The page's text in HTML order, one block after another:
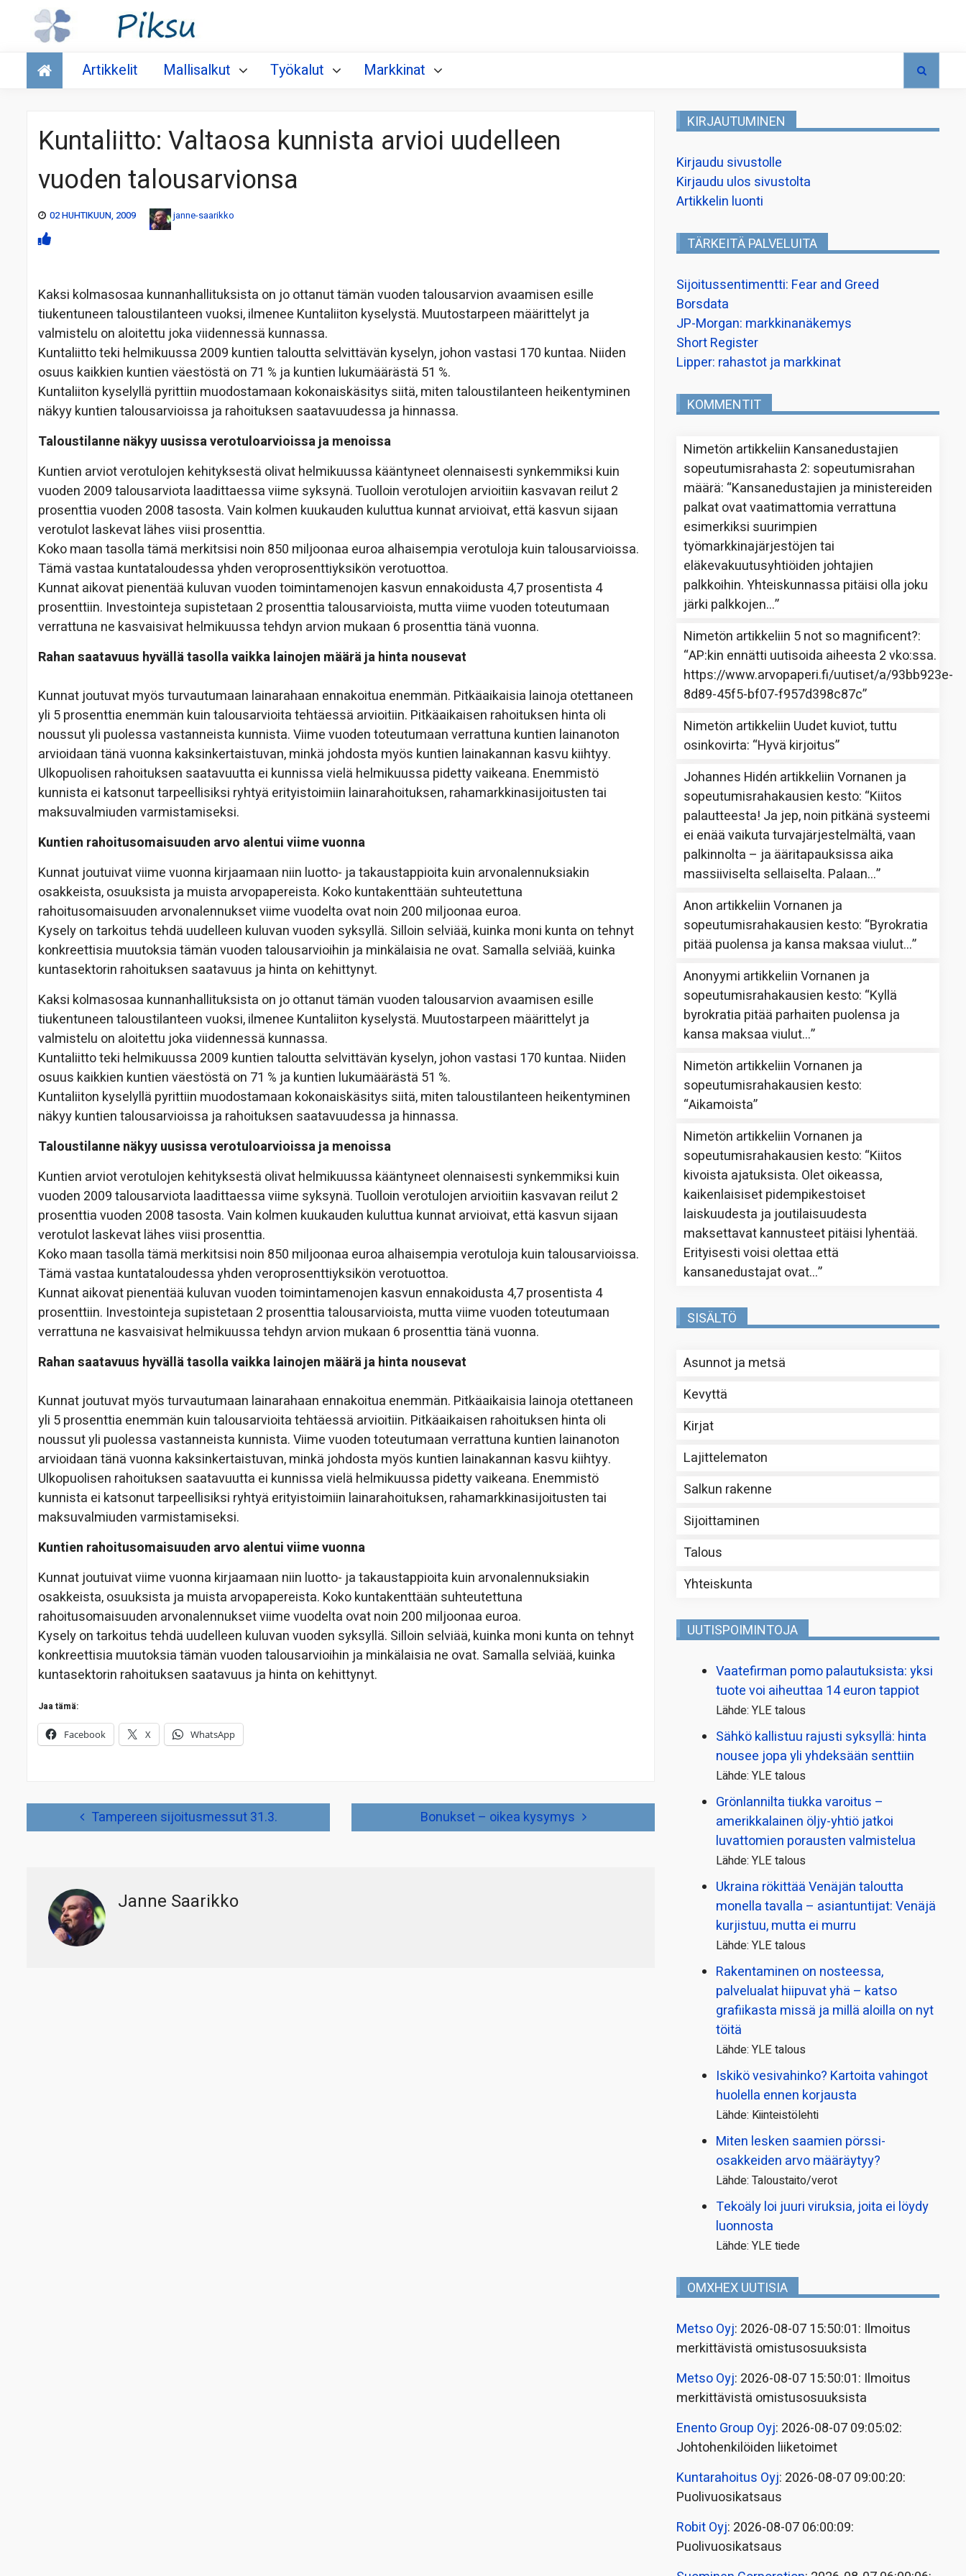
Talous
Artikkelit Mallisalkut Työkalut Markkinat
Kuntaliitto: Valtaosa kunnista arvioi uudelleen
vuoden talousarvionsa
02 HUHTIKUUN, 2009 janne-saarikko
Kaksi kolmasosaa kunnanhallituksista on jo ottanut tämän vuoden talousarvion avaamisen esille
tiukentuneen taloustilanteen vuoksi, ilmenee Kuntaliiton kyselystä. Muutostarpeen määrittelyt ja
valmistelu on aloitettu joka viidennessä kunnassa.
Kuntaliitto teki helmikuussa 2009 kuntien taloutta selvittävän kyselyn, johon vastasi 170 kuntaa. Niiden
osuus kaikkien kuntien väestöstä on 71 % ja kuntien lukumäärästä 51 %.
Kuntaliiton kyselyllä pyrittiin muodostamaan kokonaiskäsitys siitä, miten taloustilanteen heikentyminen
näkyy kuntien talousarvioissa ja rahoituksen saatavuudessa ja hinnassa.
Taloustilanne näkyy uusissa verotuloarvioissa ja menoissa
Kuntien arviot verotulojen kehityksestä olivat helmikuussa kääntyneet olennaisesti synkemmiksi kuin
vuoden 2009 talousarviota laadittaessa viime syksynä. Tuolloin verotulojen arvioitiin kasvavan reilut 2
prosenttia vuoden 2008 tasosta. Vain kolmen kuukauden kuluttua kunnat arvioivat, että kasvun sijaan
verotulot laskevat lähes viisi prosenttia.
Koko maan tasolla tämä merkitsisi noin 850 miljoonaa euroa alhaisempia verotuloja kuin talousarvioissa.
Tämä vastaa kuntataloudessa yhden veroprosenttiyksikön verotuottoa.
Kunnat aikovat pienentää kuluvan vuoden toimintamenojen kasvun ennakoidusta 4,7 prosentista 4
prosenttiin. Investointeja supistetaan 2 prosenttia talousarvioista, mutta viime vuoden toteutumaan
verrattuna ne kasvaisivat helmikuussa tehdyn arvion mukaan 6 prosenttia tänä vuonna.
Rahan saatavuus hyvällä tasolla vaikka lainojen määrä ja hinta nousevat
Kunnat joutuvat myös turvautumaan lainarahaan ennakoitua enemmän. Pitkäaikaisia lainoja otettaneen
yli 5 prosenttia enemmän kuin talousarvioita tehtäessä arvioitiin. Pitkäaikaisen rahoituksen hinta oli
noussut yli puolessa vastanneista kunnista. Viime vuoden toteutumaan verrattuna kuntien lainanoton
arvioidaan tänä vuonna kaksinkertaistuvan, minkä johdosta myös kuntien lainakannan kasvu kiihtyy.
Ulkopuolisen rahoituksen saatavuutta ei kunnissa vielä helmikuussa pidetty vaikeana. Enemmistö
kunnista ei katsonut tarpeellisiksi ryhtyä erityistoimiin lainarahoituksen, rahamarkkinasijoitusten tai
maksuvalmiuden varmistamiseksi.
Kuntien rahoitusomaisuuden arvo alentui viime vuonna
Kunnat joutuivat viime vuonna kirjaamaan niin luotto- ja takaustappioita kuin arvonalennuksiakin
osakkeista, osuuksista ja muista arvopapereista. Koko kuntakenttään suhteutettuna
rahoitusomaisuuden arvonalennukset viime vuodelta ovat noin 200 miljoonaa euroa.
Kysely on tarkoitus tehdä uudelleen kuluvan vuoden syksyllä. Silloin selviää, kuinka moni kunta on tehnyt
konkreettisia muutoksia tämän vuoden talousarvioihin ja minkälaisia ne ovat. Samalla selviää, kuinka
kuntasektorin rahoituksen saatavuus ja hinta on kehittynyt.
Kaksi kolmasosaa kunnanhallituksista on jo ottanut tämän vuoden talousarvion avaamisen esille
tiukentuneen taloustilanteen vuoksi, ilmenee Kuntaliiton kyselystä. Muutostarpeen määrittelyt ja
valmistelu on aloitettu joka viidennessä kunnassa.
Kuntaliitto teki helmikuussa 2009 kuntien taloutta selvittävän kyselyn, johon vastasi 170 kuntaa. Niiden
osuus kaikkien kuntien väestöstä on 71 % ja kuntien lukumäärästä 51 %.
Kuntaliiton kyselyllä pyrittiin muodostamaan kokonaiskäsitys siitä, miten taloustilanteen heikentyminen
näkyy kuntien talousarvioissa ja rahoituksen saatavuudessa ja hinnassa.
Taloustilanne näkyy uusissa verotuloarvioissa ja menoissa
Kuntien arviot verotulojen kehityksestä olivat helmikuussa kääntyneet olennaisesti synkemmiksi kuin
vuoden 2009 talousarviota laadittaessa viime syksynä. Tuolloin verotulojen arvioitiin kasvavan reilut 2
prosenttia vuoden 2008 tasosta. Vain kolmen kuukauden kuluttua kunnat arvioivat, että kasvun sijaan
verotulot laskevat lähes viisi prosenttia.
Koko maan tasolla tämä merkitsisi noin 850 miljoonaa euroa alhaisempia verotuloja kuin talousarvioissa.
Tämä vastaa kuntataloudessa yhden veroprosenttiyksikön verotuottoa.
Kunnat aikovat pienentää kuluvan vuoden toimintamenojen kasvun ennakoidusta 4,7 prosentista 4
prosenttiin. Investointeja supistetaan 2 prosenttia talousarvioista, mutta viime vuoden toteutumaan
verrattuna ne kasvaisivat helmikuussa tehdyn arvion mukaan 6 prosenttia tänä vuonna.
Rahan saatavuus hyvällä tasolla vaikka lainojen määrä ja hinta nousevat
Kunnat joutuvat myös turvautumaan lainarahaan ennakoitua enemmän. Pitkäaikaisia lainoja otettaneen
yli 5 prosenttia enemmän kuin talousarvioita tehtäessä arvioitiin. Pitkäaikaisen rahoituksen hinta oli
noussut yli puolessa vastanneista kunnista. Viime vuoden toteutumaan verrattuna kuntien lainanoton
arvioidaan tänä vuonna kaksinkertaistuvan, minkä johdosta myös kuntien lainakannan kasvu kiihtyy.
Ulkopuolisen rahoituksen saatavuutta ei kunnissa vielä helmikuussa pidetty vaikeana. Enemmistö
kunnista ei katsonut tarpeellisiksi ryhtyä erityistoimiin lainarahoituksen, rahamarkkinasijoitusten tai
maksuvalmiuden varmistamiseksi.
Kuntien rahoitusomaisuuden arvo alentui viime vuonna
Kunnat joutuivat viime vuonna kirjaamaan niin luotto- ja takaustappioita kuin arvonalennuksiakin
osakkeista, osuuksista ja muista arvopapereista. Koko kuntakenttään suhteutettuna
rahoitusomaisuuden arvonalennukset viime vuodelta ovat noin 200 miljoonaa euroa.
Kysely on tarkoitus tehdä uudelleen kuluvan vuoden syksyllä. Silloin selviää, kuinka moni kunta on tehnyt
konkreettisia muutoksia tämän vuoden talousarvioihin ja minkälaisia ne ovat. Samalla selviää, kuinka
kuntasektorin rahoituksen saatavuus ja hinta on kehittynyt.
Jaa tämä:
Facebook X WhatsApp
Tampereen sijoitusmessut 31.3. Bonukset – oikea kysymys
Janne Saarikko
KIRJAUTUMINEN
Kirjaudu sivustolle
Kirjaudu ulos sivustolta
Artikkelin luonti
TÄRKEITÄ PALVELUITA
Sijoitussentimentti: Fear and Greed
Borsdata
JP-Morgan: markkinanäkemys
Short Register
Lipper: rahastot ja markkinat
KOMMENTIT
Nimetön artikkeliin Kansanedustajien
sopeutumisrahasta 2: sopeutumisrahan
määrä: “Kansanedustajien ja ministereiden
palkat ovat vaatimattomia verrattuna
esimerkiksi suurimpien
työmarkkinajärjestöjen tai
eläkevakuutusyhtiöiden johtajien
palkkoihin. Yhteiskunnassa pitäisi olla joku
järki palkkojen…”
Nimetön artikkeliin 5 not so magnificent?:
“AP:kin ennätti uutisoida aiheesta 2 vko:ssa.
https://www.arvopaperi.fi/uutiset/a/93bb923e-
8d89-45f5-bf07-f957d398c87c”
Nimetön artikkeliin Uudet kuviot, tuttu
osinkovirta: “Hyvä kirjoitus”
Johannes Hidén artikkeliinVornanen ja
sopeutumisrahakausien kesto: “Kiitos
palautteesta! Ja jep, noin pitkänä systeemi
ei enää vaikuta turvajärjestelmältä, vaan
palkinnolta – ja ääritapauksissa aika
massiiviselta sellaiselta. Palaan…”
Anon artikkeliinVornanen ja
sopeutumisrahakausien kesto: “Byrokratia
pitää puolensa ja kansa maksaa viulut…”
Anonyymi artikkeliinVornanen ja
sopeutumisrahakausien kesto: “Kyllä
byrokratia pitää parhaiten puolensa ja
kansa maksaa viulut…”
Nimetön artikkeliinVornanen ja
sopeutumisrahakausien kesto:
“Aikamoista”
Nimetön artikkeliinVornanen ja
sopeutumisrahakausien kesto: “Kiitos
kivoista ajatuksista. Olet oikeassa,
kaikenlaisiset pidempikestoiset
laiskuudesta ja joutilaisuudesta
maksettavat kannusteet pitäisi lyhentää.
Erityisesti voisi olettaa että
kansanedustajat ovat…”
SISÄLTÖ
Asunnot ja metsä
Kevyttä
Kirjat
Lajittelematon
Salkun rakenne
Sijoittaminen
Talous
Yhteiskunta
UUTISPOIMINTOJA
Vaatefirman pomo palautuksista: yksi
tuote voi aiheuttaa 14 euron tappiot
Lähde: YLE talous
Sähkö kallistuu rajusti syksyllä: hinta
nousee jopa yli yhdeksään senttiin
Lähde: YLE talous
Grönlannilta tiukka varoitus –
amerikkalainen öljy-yhtiö jatkoi
luvattomien porausten valmistelua
Lähde: YLE talous
Ukraina rökittää Venäjän taloutta
monella tavalla – asiantuntijat: Venäjä
kurjistuu, mutta ei murru
Lähde: YLE talous
Rakentaminen on nosteessa,
palvelualat hiipuvat yhä – katso
grafiikasta missä ja millä aloilla on nyt
töitä
Lähde: YLE talous
Iskikö vesivahinko? Kartoita vahingot
huolella ennen korjausta
Lähde: Kiinteistölehti
Miten lesken saamien pörssi­
osakkeiden arvo määräytyy?
Lähde: Taloustaito/verot
Tekoäly loi juuri viruksia, joita ei löydy
luonnosta
Lähde: YLE tiede
OMXHEX UUTISIA
Metso Oyj: 2026-08-07 15:50:01: Ilmoitus
merkittävistä omistusosuuksista
Metso Oyj: 2026-08-07 15:50:01: Ilmoitus
merkittävistä omistusosuuksista
Enento Group Oyj: 2026-08-07 09:05:02:
Johtohenkilöiden liiketoimet
Kuntarahoitus Oyj: 2026-08-07 09:00:20:
Puolivuosikatsaus
Robit Oyj: 2026-08-07 06:00:09:
Puolivuosikatsaus